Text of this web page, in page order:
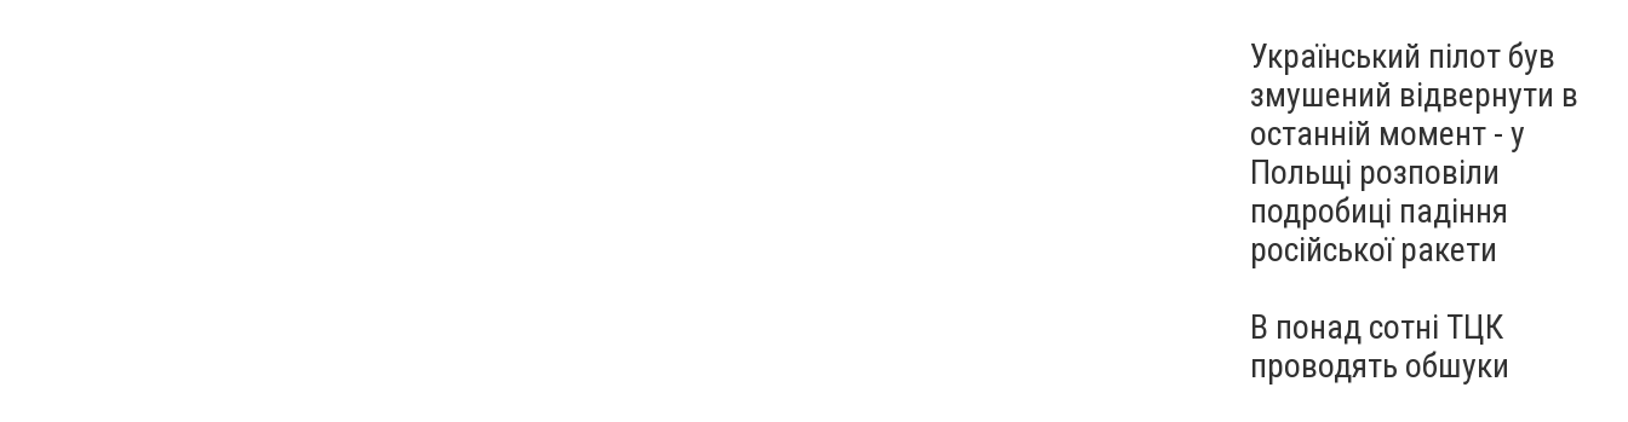
Український пілот був
змушений відвернути в
останній момент - у
Польщі розповіли
подробиці падіння
російської ракети
В понад сотні ТЦК
проводять обшуки